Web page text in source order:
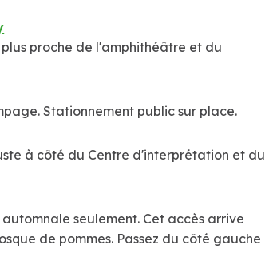
proche de l'amphithéâtre et du
Stationnement public sur place.
à côté du Centre d'interprétation et du
seulement. Cet accès arrive
de pommes. Passez du côté gauche